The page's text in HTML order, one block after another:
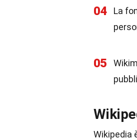
04
La
05
Wikipedia